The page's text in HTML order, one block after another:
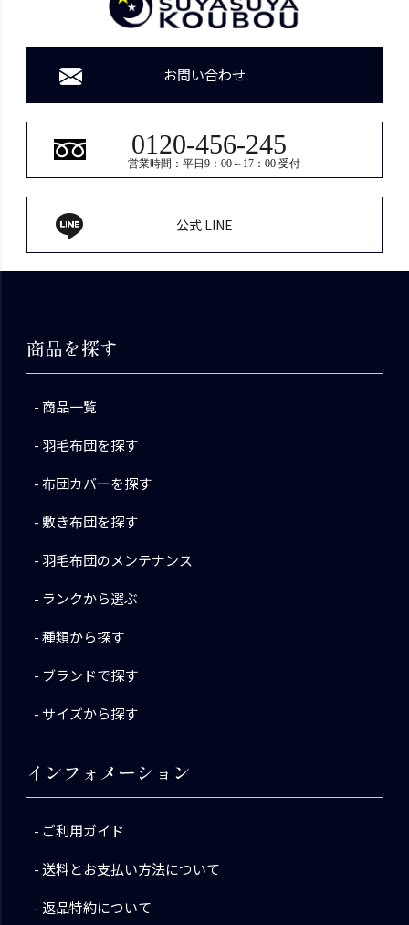
お問い合わせ
0120-456-245
営業時間：平日9：00～17：00 受付
公式 LINE
商品を探す
商品一覧
羽毛布団を探す
布団カバーを探す
敷き布団を探す
羽毛布団のメンテナンス
ランクから選ぶ
種類から探す
ブランドで探す
サイズから探す
インフォメーション
ご利用ガイド
送料とお支払い方法について
返品特約について